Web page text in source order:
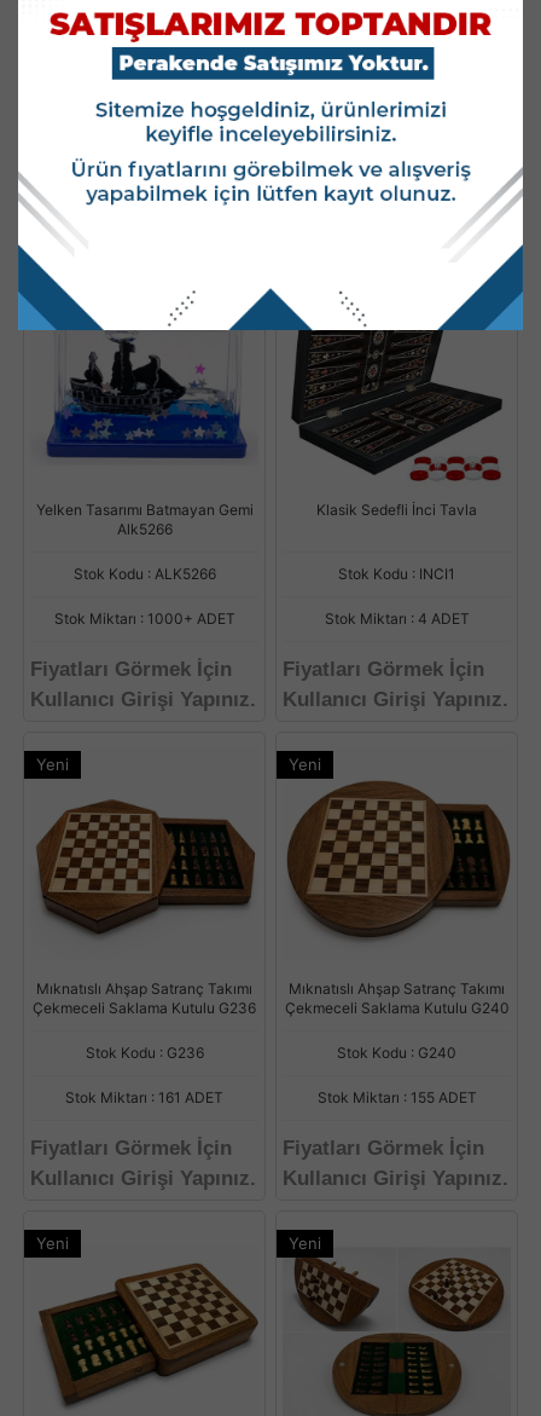
Batmayan Gemi Kalemlik Alk5272
Stok Miktarı : 118 ADET
Fiyatları Görmek İçin
Kullanıcı Girişi Yapınız.
Şişe Tasarımı Batmayan Gemi
Alk5267
Stok Miktarı : 968 ADET
Fiyatları Görmek İçin
Kullanıcı Girişi Yapınız.
Yeni
Yelken Tasarımı Batmayan Gemi
Alk5266
Stok Kodu : ALK5266
Stok Miktarı : 1000+ ADET
Fiyatları Görmek İçin
Kullanıcı Girişi Yapınız.
Klasik Sedefli İnci Tavla
Stok Kodu : INCI1
Stok Miktarı : 4 ADET
Fiyatları Görmek İçin
Kullanıcı Girişi Yapınız.
Yeni
Mıknatıslı Ahşap Satranç Takımı
Çekmeceli Saklama Kutulu G236
Stok Kodu : G236
Stok Miktarı : 161 ADET
Fiyatları Görmek İçin
Kullanıcı Girişi Yapınız.
Yeni
Mıknatıslı Ahşap Satranç Takımı
Çekmeceli Saklama Kutulu G240
Stok Kodu : G240
Stok Miktarı : 155 ADET
Fiyatları Görmek İçin
Kullanıcı Girişi Yapınız.
Yeni Yeni